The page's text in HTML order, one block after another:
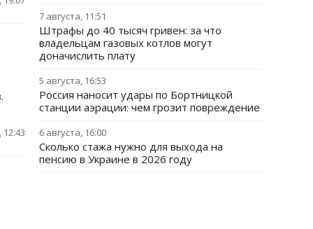
7 августа, 11:51
Штрафы до 40 тысяч гривен: за что
владельцам газовых котлов могут
доначислить плату
5 августа, 16:53
Россия наносит удары по Бортницкой
станции аэрации: чем грозит повреждение
6 августа, 16:00
Сколько стажа нужно для выхода на
пенсию в Украине в 2026 году